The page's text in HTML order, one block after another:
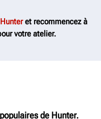
et recommencez à
votre atelier.
de Hunter.